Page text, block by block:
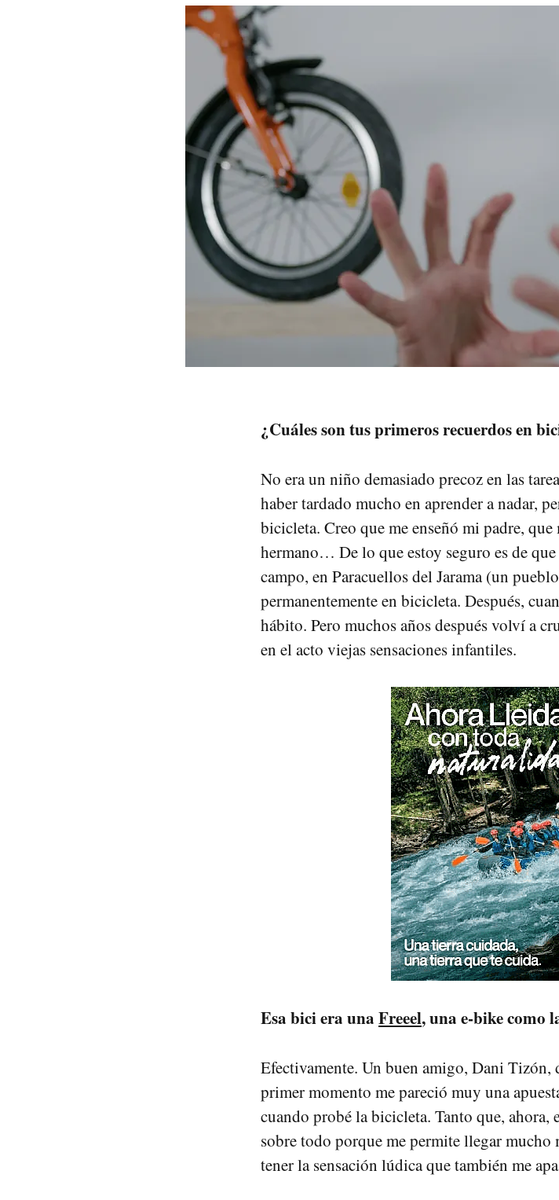
¿Cuáles son tus primeros recuerdos en
No era un niño demasiado precoz en las
haber tardado mucho en aprender a nadar,
bicicleta. Creo que me enseñó mi padre,
hermano… De lo que estoy seguro es de
campo, en Paracuellos del Jarama (un
permanentemente en bicicleta. Después,
hábito. Pero muchos años después volví a
en el acto viejas sensaciones infantiles.
Esa bici era una Freeel, una e-bike como
Efectivamente. Un buen amigo, Dani Tizón,
primer momento me pareció muy una
cuando probé la bicicleta. Tanto que, ahora,
sobre todo porque me permite llegar mucho
tener la sensación lúdica que también me